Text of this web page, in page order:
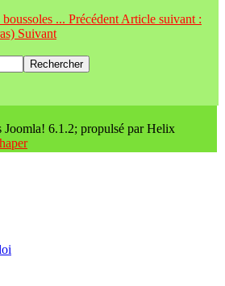
... Précédent Article suivant :
Suivant
Rechercher
6.1.2; propulsé par Helix